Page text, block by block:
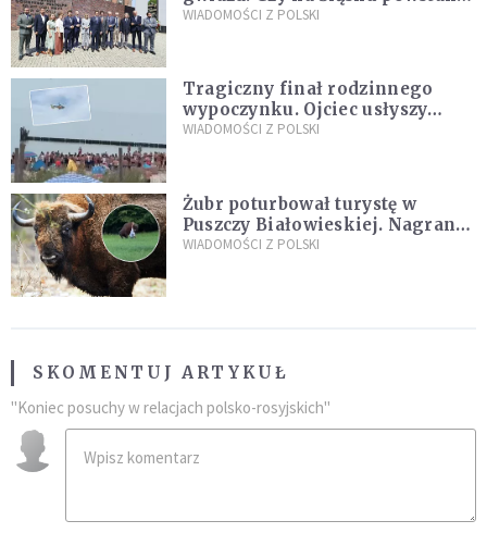
„Dolina Krzemowa”?
WIADOMOŚCI Z POLSKI
Tragiczny finał rodzinnego
wypoczynku. Ojciec usłyszy
zarzuty
WIADOMOŚCI Z POLSKI
Żubr poturbował turystę w
Puszczy Białowieskiej. Nagranie
daje do myślenia
WIADOMOŚCI Z POLSKI
SKOMENTUJ ARTYKUŁ
"Koniec posuchy w relacjach polsko-rosyjskich"